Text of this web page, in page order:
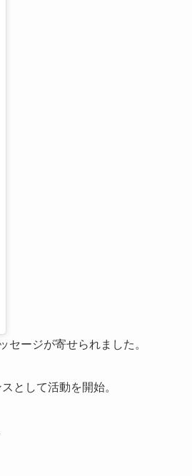
ージが寄せられました。
として活動を開始。